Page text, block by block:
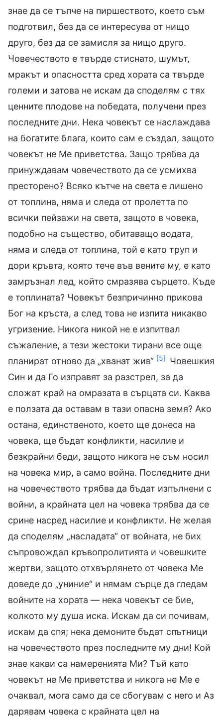
знае да се тъпче на пиршеството, което съм
подготвил, без да се интересува от нищо
друго, без да се замисля за нищо друго.
Човечеството е твърде стиснато, шумът,
мракът и опасността сред хората са твърде
големи и затова не искам да споделям с тях
ценните плодове на победата, получени през
последните дни. Нека човекът се наслаждава
на богатите блага, които сам е създал, защото
човекът не Ме приветства. Защо трябва да
принуждавам човечеството да се усмихва
престорено? Всяко кътче на света е лишено
от топлина, няма и следа от пролетта по
всички пейзажи на света, защото в човека,
подобно на същество, обитаващо водата,
няма и следа от топлина, той е като труп и
дори кръвта, която тече във вените му, е като
замръзнал лед, който смразява сърцето. Къде
е топлината? Човекът безпричинно прикова
Бог на кръста, а след това не изпита никакво
угризение. Никога никой не е изпитвал
съжаление, а тези жестоки тирани все още
планират отново да „хванат жив“ [5] Човешкия
Син и да Го изправят за разстрел, за да
сложат край на омразата в сърцата си. Каква
е ползата да оставам в тази опасна земя? Ако
остана, единственото, което ще донеса на
човека, ще бъдат конфликти, насилие и
безкрайни беди, защото никога не съм носил
на човека мир, а само война. Последните дни
на човечеството трябва да бъдат изпълнени с
войни, а крайната цел на човека трябва да се
срине насред насилие и конфликти. Не желая
да споделям „насладата“ от войната, не бих
съпровождал кръвопролитията и човешките
жертви, защото отхвърлянето от човека Ме
доведе до „униние“ и нямам сърце да гледам
войните на хората — нека човекът се бие,
колкото му душа иска. Искам да си почивам,
искам да спя; нека демоните бъдат спътници
на човечеството през последните му дни! Кой
знае какви са намеренията Ми? Тъй като
човекът не Ме приветства и никога не Ме е
очаквал, мога само да се сбогувам с него и Аз
дарявам човека с крайната цел на